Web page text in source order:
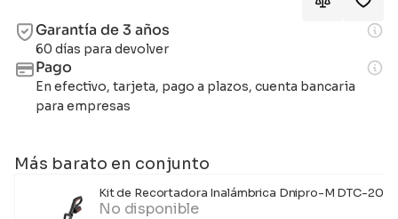
Garantía de 3 años
60 días para devolver
Pago
En efectivo, tarjeta, pago a plazos, cuenta bancaria
para empresas
Más barato en conjunto
Kit de Recortadora Inalámbrica Dnipro-M DTC-
No disponible